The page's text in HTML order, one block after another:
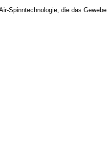
Spinntechnologie, die das Gewebe